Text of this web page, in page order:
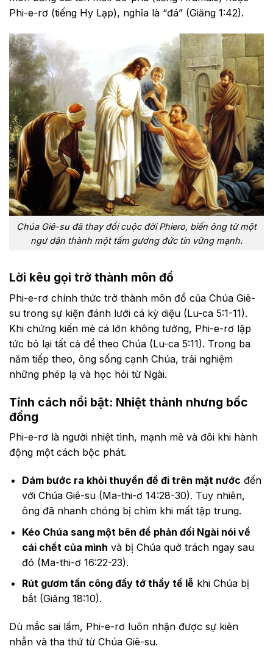
Phi-e-rơ (tiếng Hy Lạp), nghĩa là “đá” (Giăng 1:42).
Chúa Giê-su đã thay đổi cuộc đời Phiero, biến ông từ một
ngư dân thành một tấm gương đức tin vững mạnh.
Lời kêu gọi trở thành môn đồ
Phi-e-rơ chính thức trở thành môn đồ của Chúa Giê-
su trong sự kiện đánh lưới cá kỳ diệu (Lu-ca 5:1-11).
Khi chứng kiến mẻ cá lớn không tưởng, Phi-e-rơ lập
tức bỏ lại tất cả để theo Chúa (Lu-ca 5:11). Trong ba
năm tiếp theo, ông sống cạnh Chúa, trải nghiệm
những phép lạ và học hỏi từ Ngài.
Tính cách nổi bật: Nhiệt thành nhưng bốc
đồng
Phi-e-rơ là người nhiệt tình, mạnh mẽ và đôi khi hành
động một cách bộc phát.
Dám bước ra khỏi thuyền để đi trên mặt nước đến
với Chúa Giê-su (Ma-thi-ơ 14:28-30). Tuy nhiên,
ông đã nhanh chóng bị chìm khi mất tập trung.
Kéo Chúa sang một bên để phản đối Ngài nói về
cái chết của mình và bị Chúa quở trách ngay sau
đó (Ma-thi-ơ 16:22-23).
Rút gươm tấn công đầy tớ thầy tế lễ khi Chúa bị
bắt (Giăng 18:10).
Dù mắc sai lầm, Phi-e-rơ luôn nhận được sự kiên
nhẫn và tha thứ từ Chúa Giê-su.